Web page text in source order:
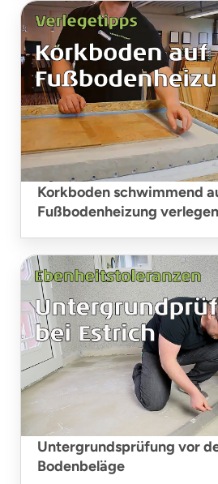
Korkboden schwimmend
Fußbodenheizung verlegen
Untergrundsprüfung vor
Bodenbeläge